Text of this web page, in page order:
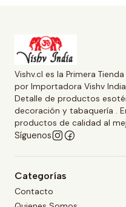
Vishv.cl es la Primera
por Importadora Vishv
Detalle de productos
decoración y tabaquería .
productos de calidad al
Síguenos
Categorías
Contacto